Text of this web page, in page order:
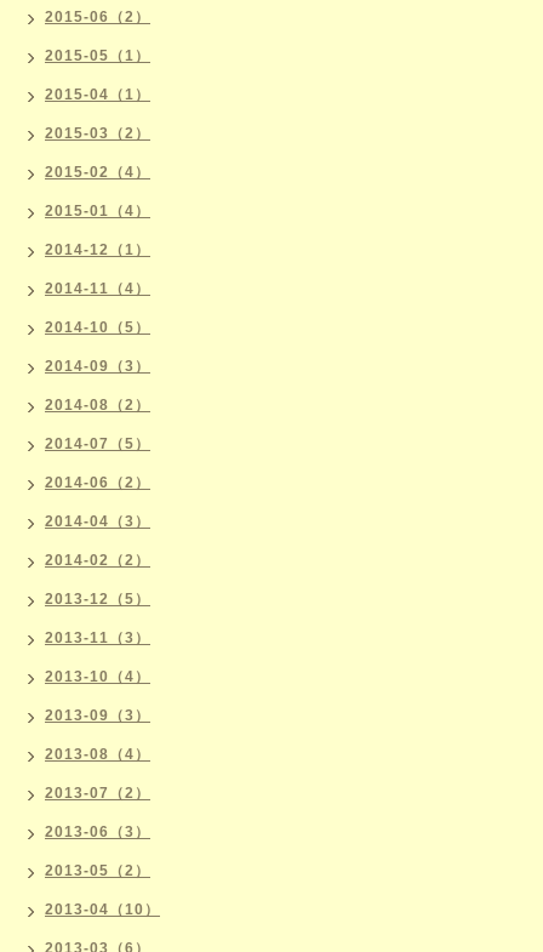
2015-06（2）
2015-05（1）
2015-04（1）
2015-03（2）
2015-02（4）
2015-01（4）
2014-12（1）
2014-11（4）
2014-10（5）
2014-09（3）
2014-08（2）
2014-07（5）
2014-06（2）
2014-04（3）
2014-02（2）
2013-12（5）
2013-11（3）
2013-10（4）
2013-09（3）
2013-08（4）
2013-07（2）
2013-06（3）
2013-05（2）
2013-04（10）